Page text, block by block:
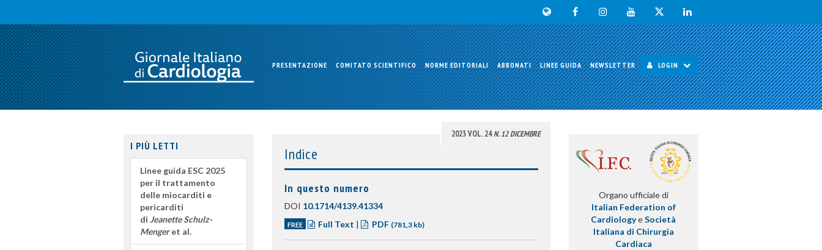
PRESENTAZIONE COMITATO SCIENTIFICO NORME EDITORIALI ABBONATI LINEE GUIDA NEWSLETTER LOGIN
2023 VOL. 24N. 12 DICEMBRE
Indice
In questo numero
DOI 10.1714/4139.41334
FREE Full Text | PDF (781,3 kb)
I PIÙ LETTI
Linee guida ESC 2025
per il trattamento
delle miocarditi e
pericarditi
di Jeanette Schulz-
Mengeret al.
Organo ufficiale di
Italian Federation of
CardiologyeSocietà
Italiana di Chirurgia
Cardiaca